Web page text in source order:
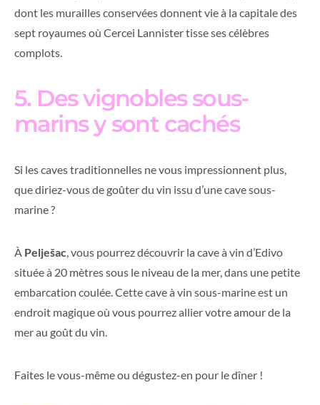
dont les murailles conservées donnent vie à la capitale des
sept royaumes où Cercei Lannister tisse ses célèbres
complots.
5. Des vignobles sous-
marins y sont cachés
Si les caves traditionnelles ne vous impressionnent plus,
que diriez-vous de goûter du vin issu d’une cave sous-
marine ?
À Pelješac, vous pourrez découvrir la cave à vin d’Edivo
située à 20 mètres sous le niveau de la mer, dans une petite
embarcation coulée. Cette cave à vin sous-marine est un
endroit magique où vous pourrez allier votre amour de la
mer au goût du vin.
Faites le vous-même ou dégustez-en pour le dîner !